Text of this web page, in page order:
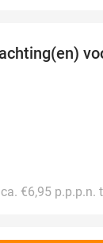
€6,95 p.p.p.n.